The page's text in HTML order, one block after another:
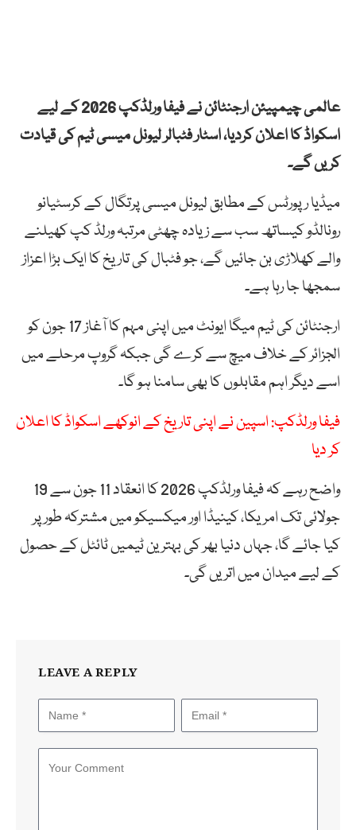
عالمی چیمپیئن ارجنٹائن نے فیفا ورلڈکپ 2026 کے لیے
اسکواڈ کا اعلان کردیا، اسٹار فٹبالر لیونل میسی ٹیم کی قیادت
کریں گے۔
میڈیا رپورٹس کے مطابق لیونل میسی پرتگال کے کرسٹیانو
رونالڈو کیساتھ سب سے زیادہ چھٹی مرتبہ ورلڈ کپ کھیلنے
والے کھلاڑی بن جائیں گے، جو فٹبال کی تاریخ کا ایک بڑا اعزاز
سمجھا جا رہا ہے۔
ارجنٹائن کی ٹیم میگا ایونٹ میں اپنی مہم کا آغاز 17 جون کو
الجزائر کے خلاف میچ سے کرے گی جبکہ گروپ مرحلے میں
اسے دیگر اہم مقابلوں کا بھی سامنا ہو گا۔
فیفا ورلڈکپ: اسپین نے اپنی تاریخ کے انوکھے اسکواڈ کا اعلان
کر دیا
واضح رہے کہ فیفا ورلڈکپ 2026 کا انعقاد 11 جون سے 19
جولائی تک امریکا، کینیڈا اور میکسیکو میں مشترکہ طور پر
کیا جائے گا، جہاں دنیا بھر کی بہترین ٹیمیں ٹائٹل کے حصول
کے لیے میدان میں اتریں گی۔
LEAVE A REPLY